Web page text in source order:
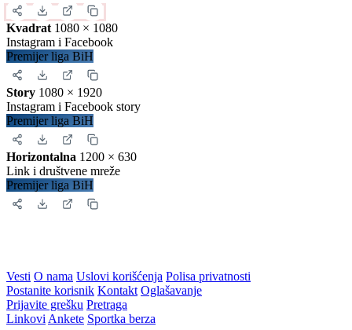
Kvadrat 1080 × 1080
Instagram i Facebook
Premijer liga BiH
Story 1080 × 1920
Instagram i Facebook story
Premijer liga BiH
Horizontalna 1200 × 630
Link i društvene mreže
Premijer liga BiH
Vesti O nama Uslovi korišćenja Polisa privatnosti
Postanite korisnik Kontakt Oglašavanje
Prijavite grešku Pretraga
Linkovi Ankete Sportka berza